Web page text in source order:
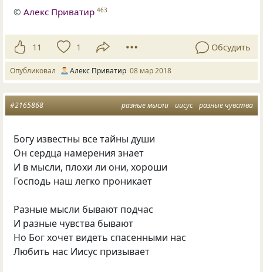
©Алекс Приватир 463
11 1 Обсудить
Опубликовал Алекс Приватир 08 мар 2018
разные мысли иисус разные чувства
#2165868
Богу известны все тайны души
Он сердца намерения знает
И в мысли, плохи ли они, хороши
Господь наш легко проникает
Разные мысли бывают подчас
И разные чувства бывают
Но Бог хочет видеть спасенными нас
Любить нас Иисус призывает